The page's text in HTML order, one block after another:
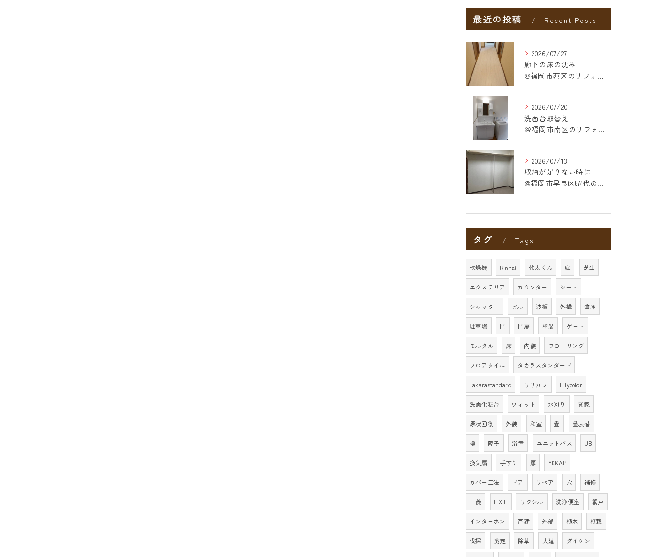
最近の投稿 Recent Posts
2026/07/27
廊下の床の沈み
@福岡市西区のリフォーム
2026/07/20
洗面台取替え
＠福岡市南区のリフォーム
2026/07/13
収納が足りない時に
@福岡市早良区昭代のリフォーム
タグ Tags
乾燥機 Rinnai 乾太くん 庭 芝生
エクステリア カウンター シート
シャッター ビル 波板 外構 倉庫
駐車場 門 門扉 塗装 ゲート
モルタル 床 内装 フローリング
フロアタイル タカラスタンダード
Takarastandard リリカラ Lilycolor
洗面化粧台 ウィット 水回り 貸家
原状回復 外装 和室 畳 畳表替
襖 障子 浴室 ユニットバス UB
換気扇 手すり 扉 YKKAP
カバー工法 ドア リペア 穴 補修
三菱 LIXIL リクシル 洗浄便座 網戸
インターホン 戸建 外部 植木 植栽
伐採 剪定 除草 大建 ダイケン